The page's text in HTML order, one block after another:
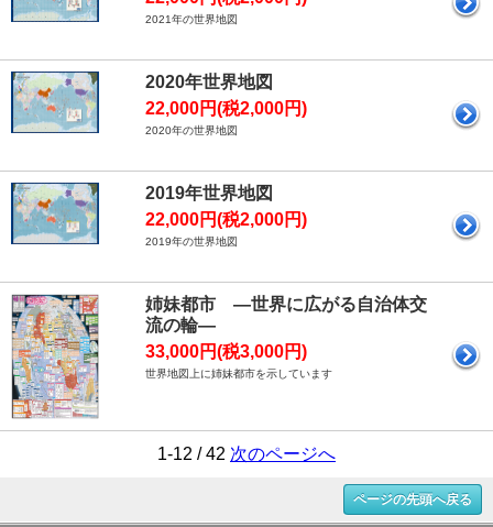
2021年の世界地図
2020年世界地図
22,000円(税2,000円)
2020年の世界地図
2019年世界地図
22,000円(税2,000円)
2019年の世界地図
姉妹都市 ―世界に広がる自治体交
流の輪―
33,000円(税3,000円)
世界地図上に姉妹都市を示しています
1-12 / 42 次のページへ
ページの先頭へ戻る